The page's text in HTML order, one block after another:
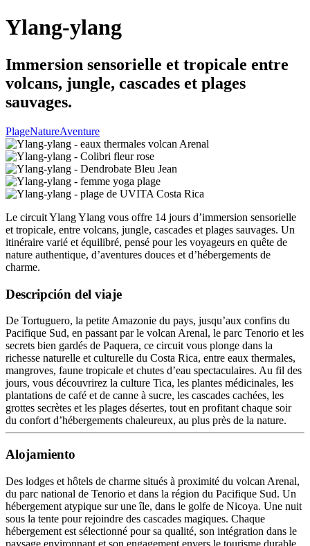
Ylang-ylang
Immersion sensorielle et tropicale entre
volcans, jungle, cascades et plages
sauvages.
PlageNatureAventure
Le circuit Ylang Ylang vous offre 14 jours d’immersion sensorielle
et tropicale, entre volcans, jungle, cascades et plages sauvages. Un
itinéraire varié et équilibré, pensé pour les voyageurs en quête de
nature authentique, d’aventures douces et d’hébergements de
charme.
Descripción del viaje
De Tortuguero, la petite Amazonie du pays, jusqu’aux confins du
Pacifique Sud, en passant par le volcan Arenal, le parc Tenorio et les
secrets bien gardés de Paquera, ce circuit vous plonge dans la
richesse naturelle et culturelle du Costa Rica, entre eaux thermales,
mangroves, faune tropicale et chutes d’eau spectaculaires. Au fil des
jours, vous découvrirez la culture Tica, les plantes médicinales, les
plantations de café et de canne à sucre, les cascades cachées, les
grottes secrètes et les plages désertes, tout en profitant chaque soir
du confort d’hébergements chaleureux, au plus près de la nature.
Alojamiento
Des lodges et hôtels de charme situés à proximité du volcan Arenal,
du parc national de Tenorio et dans la région du Pacifique Sud. Un
hébergement atypique sur une île, dans le golfe de Nicoya. Une nuit
sous la tente pour rejoindre des cascades magiques. Chaque
hébergement est sélectionné pour sa qualité, son intégration dans le
paysage environnant et son engagement envers le tourisme durable.